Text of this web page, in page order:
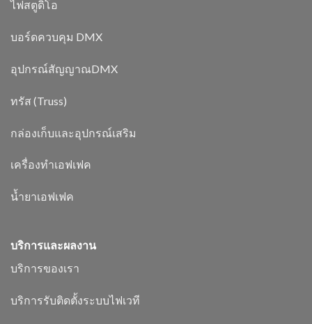
ไฟสตูดิโอ
บอร์ดควบคุม DMX
อุปกรณ์สัญญาณDMX
ทรัส (Truss)
กล่องเก็บและอุปกรณ์เสริม
เครื่องทำเอฟเฟค
น้ำยาเอฟเฟค
บริการและผลงาน
บริการของเรา
บริการรับติดตั้งระบบไฟเวที